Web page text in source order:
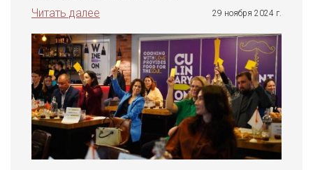
Читать далее
29 ноября 2024 г.